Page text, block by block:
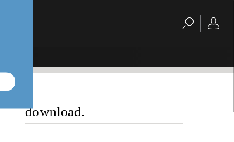
download.